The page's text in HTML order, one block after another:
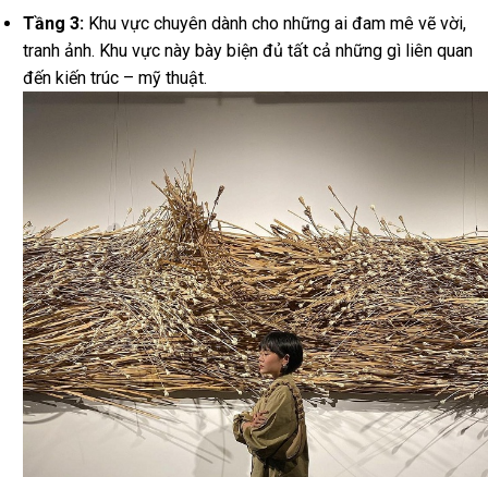
Tầng 3:Khu vực chuyên dành cho những ai đam mê vẽ vời,
tranh ảnh. Khu vực này bày biện đủ tất cả những gì liên quan
đến kiến trúc – mỹ thuật.